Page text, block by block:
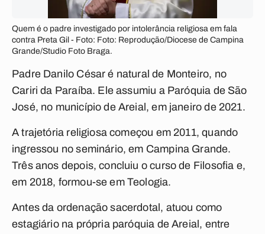
Quem é o padre investigado por intolerância religiosa em fala
contra Preta Gil - Foto: Foto: Reprodução/Diocese de Campina
Grande/Studio Foto Braga.
Padre Danilo César é natural de Monteiro, no
Cariri da Paraíba. Ele assumiu a Paróquia de São
José, no município de Areial, em janeiro de 2021.
A trajetória religiosa começou em 2011, quando
ingressou no seminário, em Campina Grande.
Três anos depois, concluiu o curso de Filosofia e,
em 2018, formou-se em Teologia.
Antes da ordenação sacerdotal, atuou como
estagiário na própria paróquia de Areial, entre